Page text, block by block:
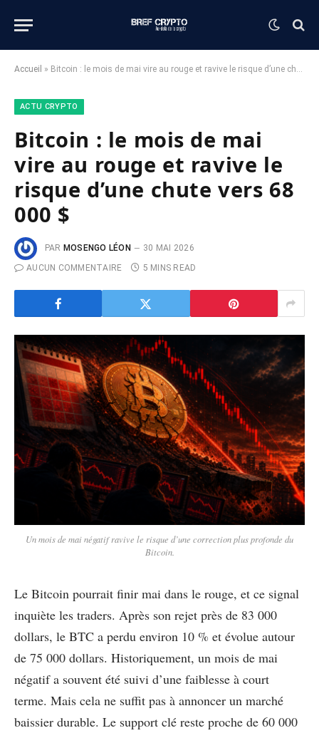
Accueil » Bitcoin : le mois de mai vire au rouge et ravive le risque d’une chute vers 68 000 $
ACTU CRYPTO
Bitcoin : le mois de mai
vire au rouge et ravive le
risque d’une chute vers 68
000 $
PAR MOSENGO LÉON
30 MAI 2026
AUCUN COMMENTAIRE
5 MINS READ
Un mois de mai négatif ravive le risque d’une correction plus profonde du
Bitcoin.
Le Bitcoin pourrait finir mai dans le rouge, et ce signal
inquiète les traders. Après son rejet près de 83 000
dollars, le BTC a perdu environ 10 % et évolue autour
de 75 000 dollars. Historiquement, un mois de mai
négatif a souvent été suivi d’une faiblesse à court
terme. Mais cela ne suffit pas à annoncer un marché
baissier durable. Le support clé reste proche de 60 000